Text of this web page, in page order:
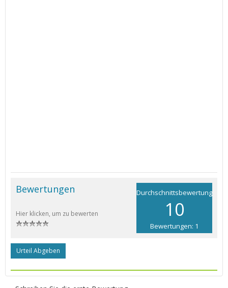
Durchschnittsbewertung
10
Bewertungen: 1
Bewertungen
Hier klicken, um zu bewerten
Urteil Abgeben